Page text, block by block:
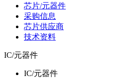
芯片/元器件
采购信息
芯片供应商
技术资料
IC/元器件
IC/元器件